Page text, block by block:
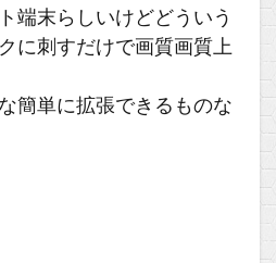
端末らしいけどどういう
に刺すだけで画質画質上
簡単に拡張できるものな